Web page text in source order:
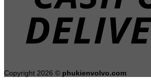
Copyright 2026 © phukienvolvo.com